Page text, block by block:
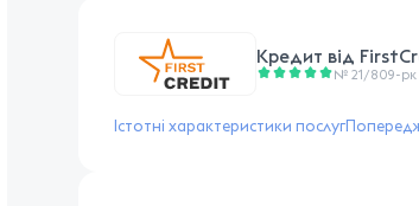
Кредит від
№ 21/809-рк
Істотні характеристики послуг